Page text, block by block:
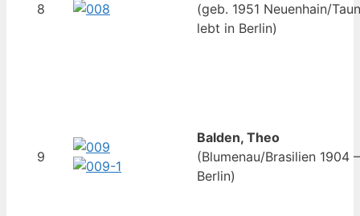
8
(geb. 1951 Neuenhain/
lebt in Berlin)
9
Balden, Theo
(Blumenau/Brasilien 1904
Berlin)